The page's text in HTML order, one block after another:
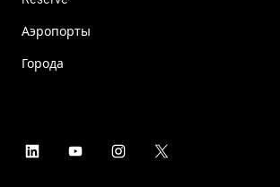
Аэропорты
Города